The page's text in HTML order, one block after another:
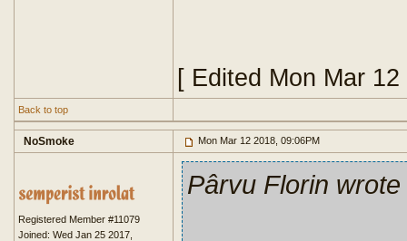
[ Edited Mon Mar
Back to top
NoSmoke Mon Mar 12 2018, 09:06PM
Registered Member #11079
Joined: Wed Jan 25 2017,
Pârvu Florin wrote